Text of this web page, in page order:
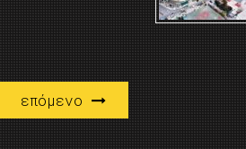
επόμενο